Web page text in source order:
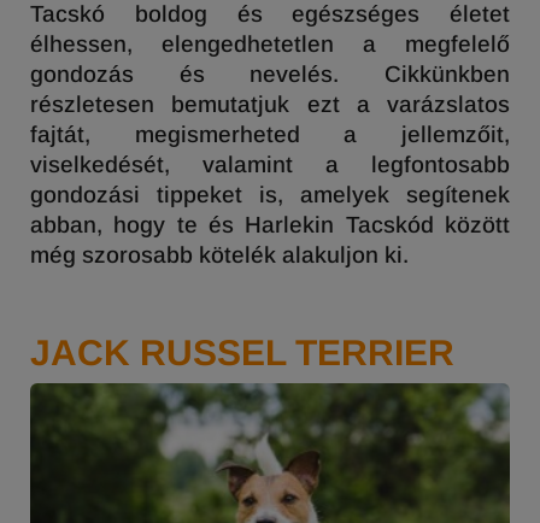
Tacskó boldog és egészséges életet
élhessen, elengedhetetlen a megfelelő
gondozás és nevelés. Cikkünkben
részletesen bemutatjuk ezt a varázslatos
fajtát, megismerheted a jellemzőit,
viselkedését, valamint a legfontosabb
gondozási tippeket is, amelyek segítenek
abban, hogy te és Harlekin Tacskód között
még szorosabb kötelék alakuljon ki.
JACK RUSSEL TERRIER